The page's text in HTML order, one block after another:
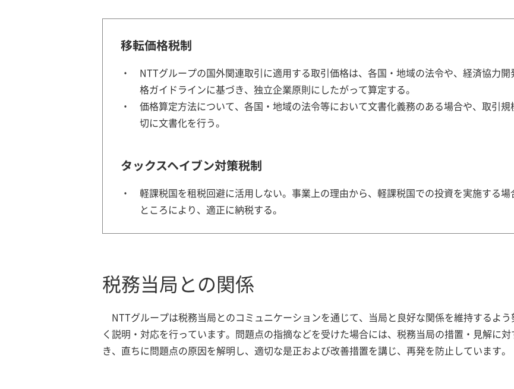
移転価格税制
NTTグループの国外関連取引に適用する取引価格は、各国・地域の法令や、経済協力
格ガイドラインに基づき、独立企業原則にしたがって算定する。
価格算定方法について、各国・地域の法令等において文書化義務のある場合や、取引
切に文書化を行う。
タックスヘイブン対策税制
軽課税国を租税回避に活用しない。事業上の理由から、軽課税国での投資を実施する
ところにより、適正に納税する。
税務当局との関係
NTTグループは税務当局とのコミュニケーションを通じて、当局と良好な関係を維持するよ
く説明・対応を行っています。問題点の指摘などを受けた場合には、税務当局の措置・見解に
き、直ちに問題点の原因を解明し、適切な是正および改善措置を講じ、再発を防止しています。